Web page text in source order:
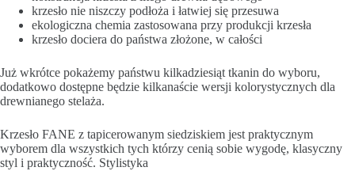
krzesło nie niszczy podłoża i łatwiej się przesuwa
ekologiczna chemia zastosowana przy produkcji krzesła
krzesło dociera do państwa złożone, w całości
Już wkrótce pokażemy państwu kilkadziesiąt tkanin do wyboru,
dodatkowo dostępne będzie kilkanaście wersji kolorystycznych dla
drewnianego stelaża.
Krzesło FANE z tapicerowanym siedziskiem jest praktycznym
wyborem dla wszystkich tych którzy cenią sobie wygodę, klasyczny
styl i praktyczność. Stylistyka